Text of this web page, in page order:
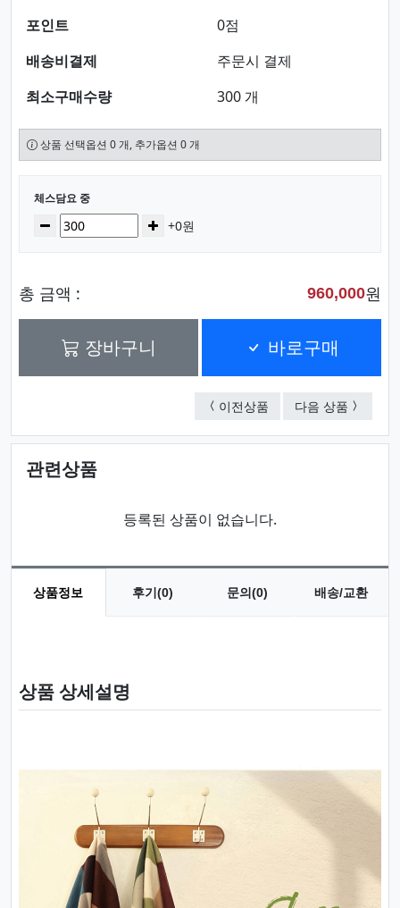
포인트
0점
배송비결제
주문시 결제
최소구매수량
300 개
상품 선택옵션 0 개, 추가옵션 0 개
선택된 옵션
체스담요 중
수량감소 증가+0원
총 금액 : 960,000원
장바구니 바로구매
이전상품 플랜체크담요 중
다음 상품 멀티트
관련상품
등록된 상품이 없습니다.
상품정보 후기(0) 문의(0) 배송/교환
상품 상세설명